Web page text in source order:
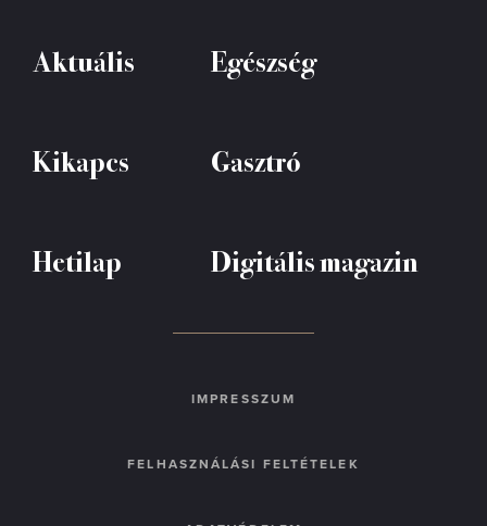
Aktuális Egészség
Kikapcs Gasztró
Hetilap Digitális magazin
IMPRESSZUM
FELHASZNÁLÁSI FELTÉTELEK